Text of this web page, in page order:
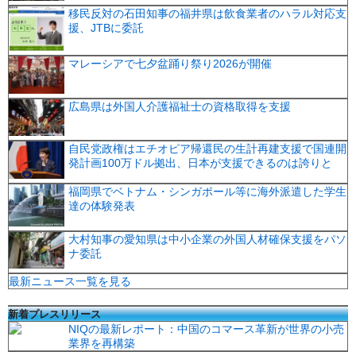
移民反対の石田知事の福井県は飲食業者のハラル対応支
援、JTBに委託
マレーシアで七夕盆踊り祭り2026が開催
広島県は外国人介護福祉士の資格取得を支援
自民党政権はエチオピア帰還民の生計再建支援で国連開
発計画100万ドル拠出、日本が支援できるのは誇りと
福岡県でベトナム・シンガポール等に海外派遣した学生
達の体験発表
大村知事の愛知県は中小企業の外国人材確保支援をパソ
ナ委託
最新ニュース一覧を見る
新着プレスリリース
NIQの最新レポート：中国のコマース革新が世界の小売
業界を再構築